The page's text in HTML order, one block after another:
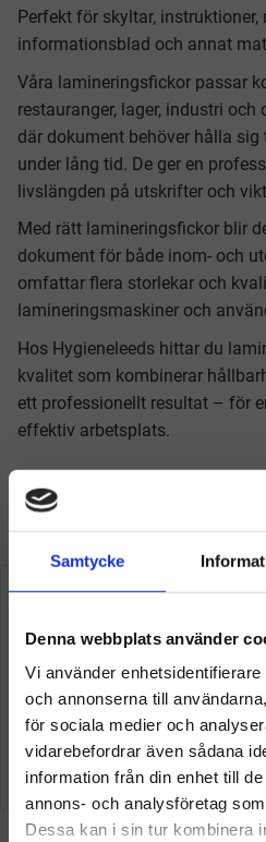
Samtycke
Denna webbplats använder
Vi använder
och annonserna till
för sociala medier och
vidarebefordrar även sådana
information från din enhet till
annons- och analysföretag
Dessa kan i sin tur kombinera
Perfekt för skyltar, instruktioner,
informationsblad och annat
Våra lamineringsfickor passar
restauranger, lager, industri
där dokument behöver hålla
under lång tid. De ger en
livslängden på utskrifter och
Med rätt lamineringsfickor blir
dokument för både inom- och
omfattar flera storlekar och
lamineringsmaskiner och
Hos Hygieneleeds hittar du
kvalitet som kombinerar
ett professionellt resultat – för
effektiv arbetsplats.
Så här tycker
Välkommen till
Vill du handla som företag